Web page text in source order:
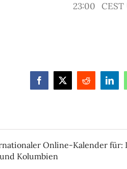
23:00 CEST
Facebook
X Reddit
Online-Kalender für:
Kolumbien